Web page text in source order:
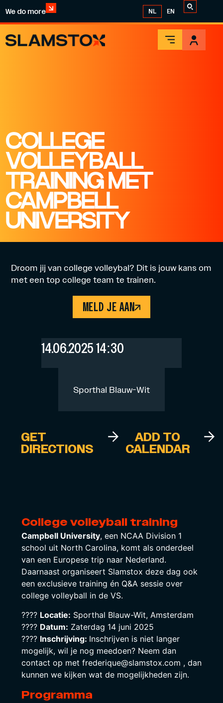
We do more NL EN
COLLEGE
VOLLEYBALL
TRAINING MET
CAMPBELL
UNIVERSITY
Droom jij van college volleybal? Dit is jouw kans om
met een top college team te trainen.
MELD JE AAN
14.06.2025 14:30
Sporthal Blauw-Wit
GET
DIRECTIONS
ADD TO
CALENDAR
College volleyball training
Campbell University, een NCAA Division 1
school uit North Carolina, komt als onderdeel
van een Europese trip naar Nederland.
Daarnaast organiseert Slamstox deze dag ook
een exclusieve training én Q&A sessie over
college volleyball in de VS.
???? Locatie: Sporthal Blauw-Wit, Amsterdam
???? Datum: Zaterdag 14 juni 2025
????️ Inschrijving: Inschrijven is niet langer
mogelijk, wil je nog meedoen? Neem dan
contact op met frederique@slamstox.com , dan
kunnen we kijken wat de mogelijkheden zijn.
Programma